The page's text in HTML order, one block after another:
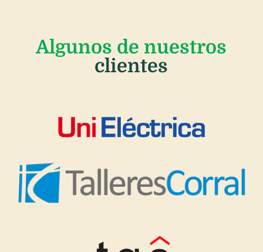
Algunos de nuestros
clientes